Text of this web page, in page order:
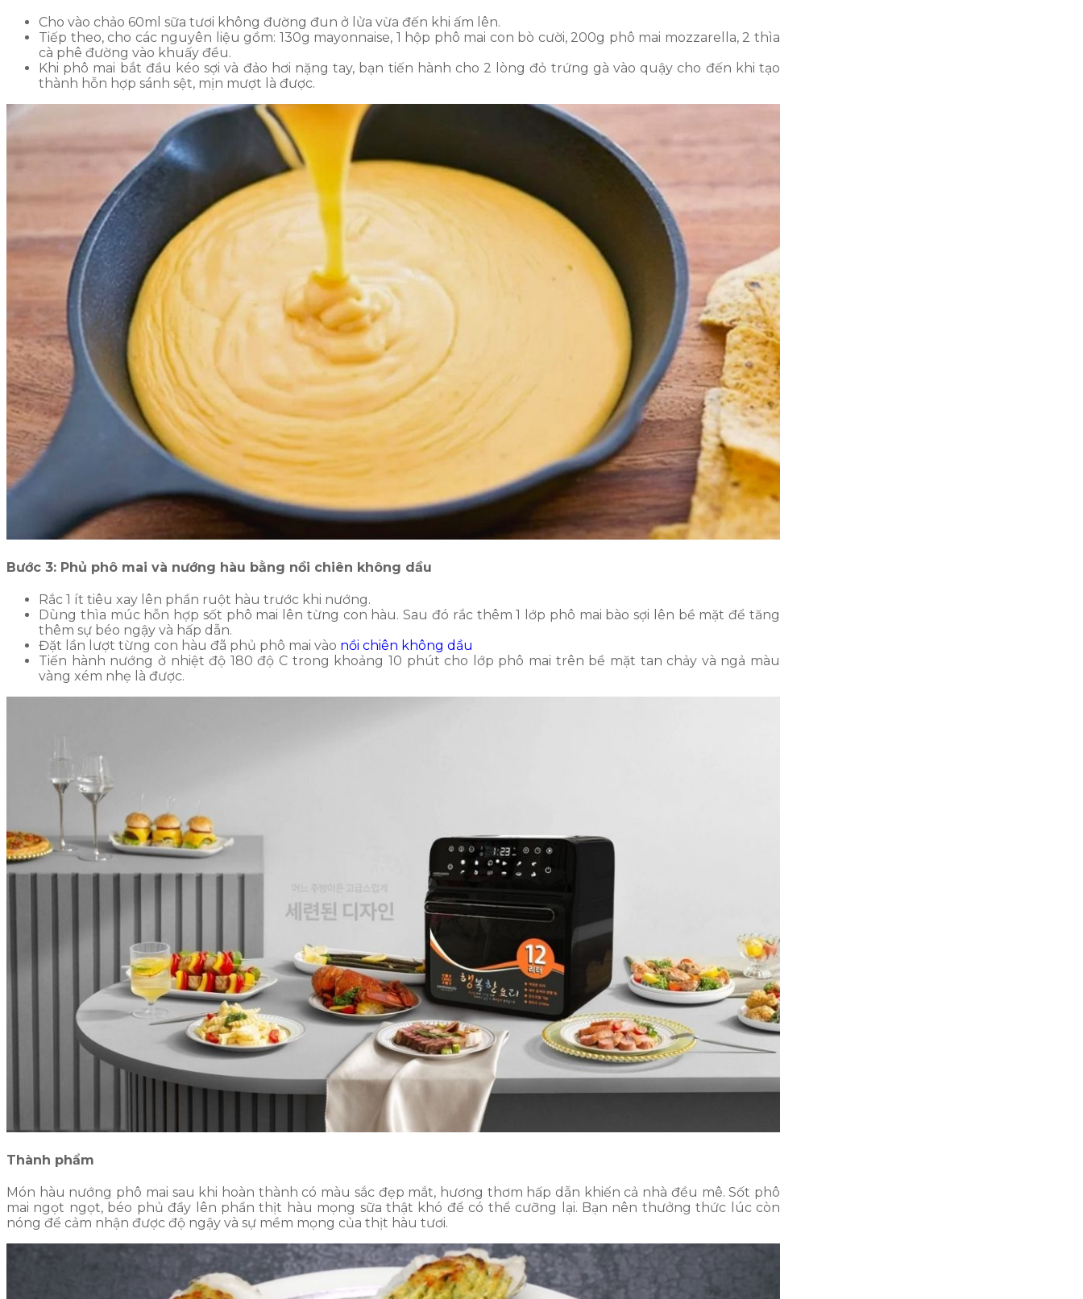
Cho vào chảo 60ml sữa tươi không đường đun ở lửa vừa đến khi ấm lên.
Tiếp theo, cho các nguyên liệu gồm: 130g mayonnaise, 1 hộp phô mai con bò cười, 200g phô mai mozzarella, 2 thìa
cà phê đường vào khuấy đều.
Khi phô mai bắt đầu kéo sợi và đảo hơi nặng tay, bạn tiến hành cho 2 lòng đỏ trứng gà vào quậy cho đến khi tạo
thành hỗn hợp sánh sệt, mịn mượt là được.
Bước 3: Phủ phô mai và nướng hàu bằng nồi chiên không dầu
Rắc 1 ít tiêu xay lên phần ruột hàu trước khi nướng.
Dùng thìa múc hỗn hợp sốt phô mai lên từng con hàu. Sau đó rắc thêm 1 lớp phô mai bào sợi lên bề mặt để tăng
thêm sự béo ngậy và hấp dẫn.
Đặt lần lượt từng con hàu đã phủ phô mai vào nồi chiên không dầu
Tiến hành nướng ở nhiệt độ 180 độ C trong khoảng 10 phút cho lớp phô mai trên bề mặt tan chảy và ngả màu
vàng xém nhẹ là được.
Thành phẩm
Món hàu nướng phô mai sau khi hoàn thành có màu sắc đẹp mắt, hương thơm hấp dẫn khiến cả nhà đều mê. Sốt phô
mai ngọt ngọt, béo phủ đầy lên phần thịt hàu mọng sữa thật khó để có thể cưỡng lại. Bạn nên thưởng thức lúc còn
nóng để cảm nhận được độ ngậy và sự mềm mọng của thịt hàu tươi.